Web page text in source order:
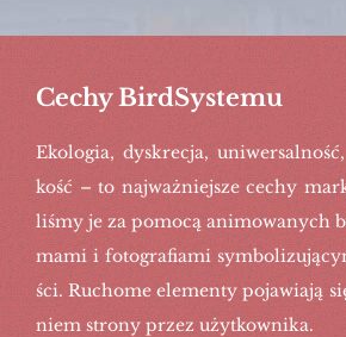
Cechy BirdSystemu
Eko­lo­gia, dys­kre­cja,
kość – to naj­waż­niej­sze cechy
li­śmy je za po­mo­cą ani­mo­wa­nych
ma­mi i fo­to­gra­fia­mi
ści. Ru­cho­me ele­men­ty po­ja­wia­ją
niem stro­ny przez użyt­kow­ni­ka.